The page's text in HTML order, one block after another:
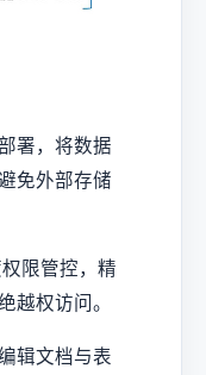
署，将数据
免外部存储
限管控，精
越权访问。
辑文档与表